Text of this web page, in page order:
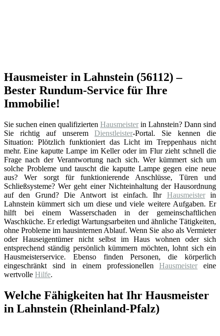
Hausmeister in Lahnstein (56112) –
Bester Rundum-Service für Ihre
Immobilie!
Sie suchen einen qualifizierten Hausmeister in Lahnstein? Dann sind
Sie richtig auf unseremDienstleister-Portal. Sie kennen die
Situation: Plötzlich funktioniert das Licht im Treppenhaus nicht
mehr. Eine kaputte Lampe im Keller oder im Flur zieht schnell die
Frage nach der Verantwortung nach sich. Wer kümmert sich um
solche Probleme und tauscht die kaputte Lampe gegen eine neue
aus? Wer sorgt für funktionierende Anschlüsse, Türen und
Schließsysteme? Wer geht einer Nichteinhaltung der Hausordnung
auf den Grund? Die Antwort ist einfach. Ihr Hausmeisterin
Lahnstein kümmert sich um diese und viele weitere Aufgaben. Er
hilft bei einem Wasserschaden in der gemeinschaftlichen
Waschküche. Er erledigt Wartungsarbeiten und ähnliche Tätigkeiten,
ohne Probleme im hausinternen Ablauf. Wenn Sie also als Vermieter
oder Hauseigentümer nicht selbst im Haus wohnen oder sich
entsprechend ständig persönlich kümmern möchten, lohnt sich ein
Hausmeisterservice. Ebenso finden Personen, die körperlich
eingeschränkt sind in einem professionellenHausmeister eine
wertvolle Hilfe.
Welche Fähigkeiten hat Ihr Hausmeister
in Lahnstein (Rheinland-Pfalz)